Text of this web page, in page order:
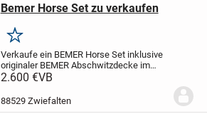
Bemer Horse Set zu verkaufen
Merken
Verkaufe ein BEMER Horse Set inklusive
originaler BEMER Abschwitzdecke im
Komplettset.Das Set wurde im Juni 2021
sich in einem sehr guten, gepflegten
2.600 €VB
88529 Zwiefalten